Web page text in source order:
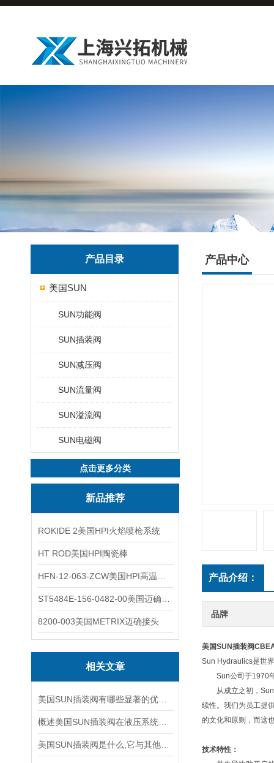
产品目录
美国SUN
SUN功能阀
SUN插装阀
SUN减压阀
SUN流量阀
SUN溢流阀
SUN电磁阀
点击更多分类
新品推荐
ROKIDE 2美国HPI火焰喷枪系统
HT ROD美国HPI陶瓷棒
8200-003美国METRIX迈确接头
相关文章
产品中心
产品介绍：
品牌
美国SUN插装阀
Sun Hydraulics是世
Sun公司于1970年
从成立之初，Sun
续性。我们为员工提
的文化和原则，而这
技术特性：